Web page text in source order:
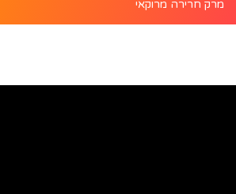
מרק חרירה מרוקאי